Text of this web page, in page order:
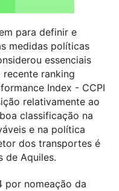
para definir e
medidas políticas
essenciais
ranking
Index - CCPI
relativamente ao
classificação na
e na política
dos transportes é
de Aquiles.
por nomeação da